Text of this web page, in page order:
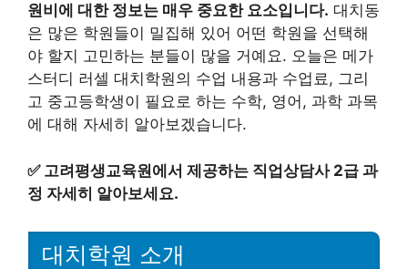
원비에 대한 정보는 매우 중요한 요소입니다. 대치동
은 많은 학원들이 밀집해 있어 어떤 학원을 선택해
야 할지 고민하는 분들이 많을 거예요. 오늘은 메가
스터디 러셀 대치학원의 수업 내용과 수업료, 그리
고 중고등학생이 필요로 하는 수학, 영어, 과학 과목
에 대해 자세히 알아보겠습니다.
✅ 고려평생교육원에서 제공하는 직업상담사 2급 과
정 자세히 알아보세요.
대치학원 소개